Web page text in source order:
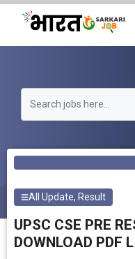
Skip
content
All Update, Result
UPSC CSE PRE
DOWNLOAD PDF